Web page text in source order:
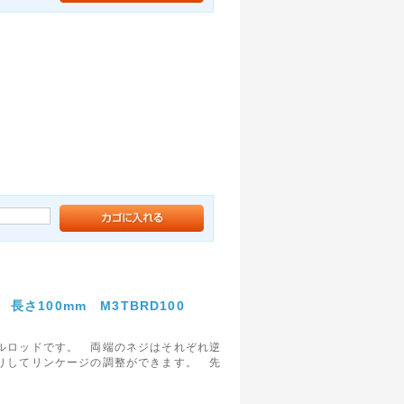
長さ100mm M3TBRD100
ロッドです。 両端のネジはそれぞれ逆
してリンケージの調整ができます。 先